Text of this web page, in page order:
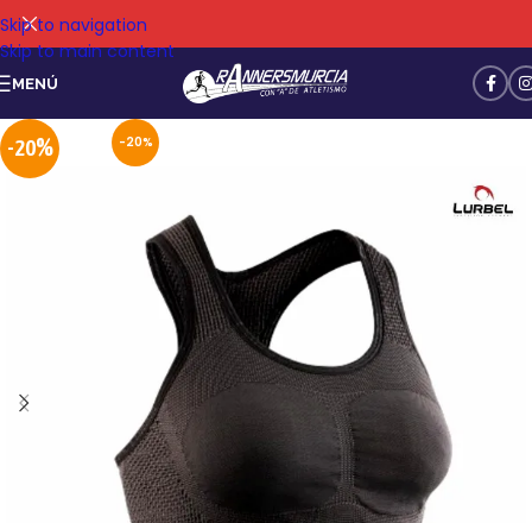
Skip to navigation
Skip to main content
MENÚ
-20%
-20%